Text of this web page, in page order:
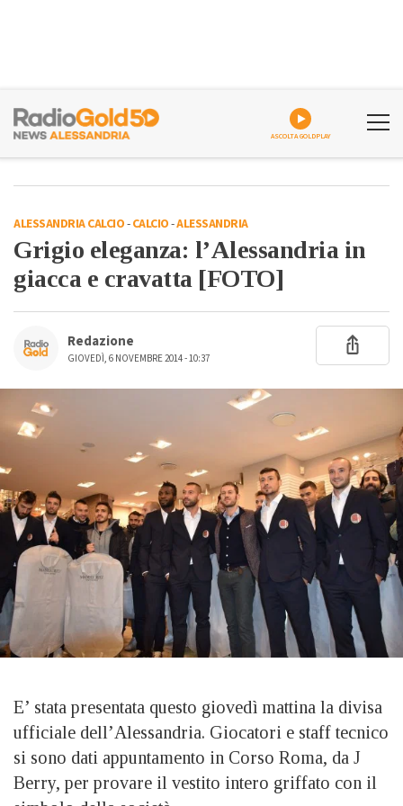
ASCOLTA GOLDPLAY
ALESSANDRIA CALCIO-CALCIO-ALESSANDRIA
Grigio eleganza: l’Alessandria in
giacca e cravatta [FOTO]
Redazione
GIOVEDÌ, 6 NOVEMBRE 2014 - 10:37
E’ stata presentata questo giovedì mattina la divisa
ufficiale dell’Alessandria. Giocatori e staff tecnico
si sono dati appuntamento in Corso Roma, da J
Berry, per provare il vestito intero griffato con il